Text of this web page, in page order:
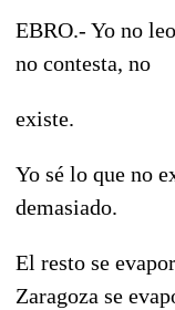
EBRO.- Yo no
no contesta, no
existe.
Yo sé lo que no
demasiado.
El resto se
Zaragoza se